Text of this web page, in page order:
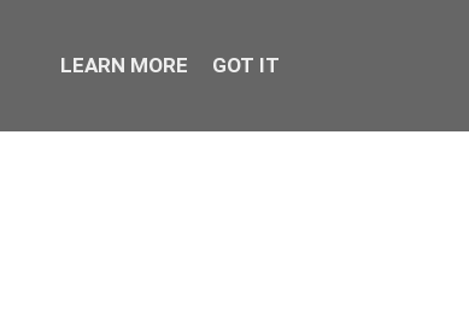
LEARN MORE GOT IT